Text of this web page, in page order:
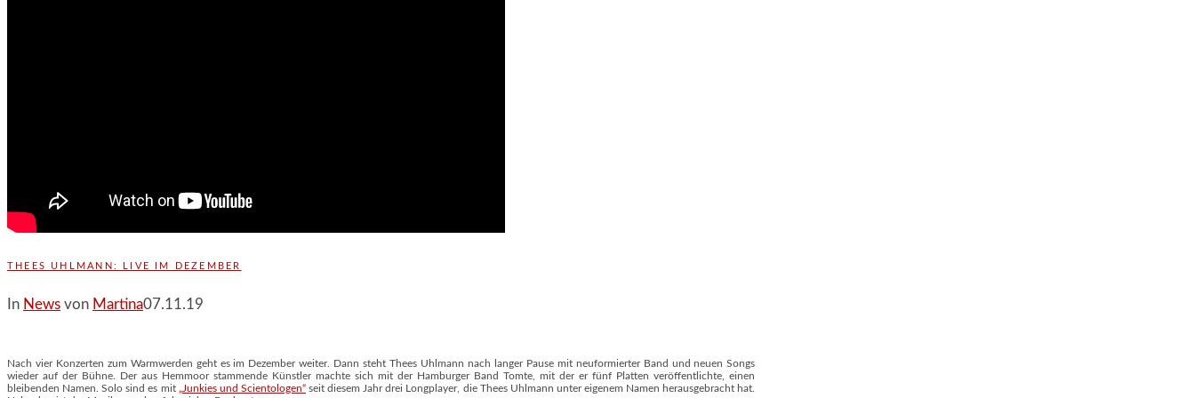
THEES UHLMANN: LIVE IM DEZEMBER
In News von Martina07.11.19
Nach vier Konzerten zum Warmwerden geht es im Dezember weiter. Dann steht Thees Uhlmann nach langer Pause mit neuformierter Band und neuen Songs
wieder auf der Bühne. Der aus Hemmoor stammende Künstler machte sich mit der Hamburger Band Tomte, mit der er fünf Platten veröffentlichte, einen
bleibenden Namen. Solo sind es mit „Junkies und Scientologen“seit diesem Jahr drei Longplayer, die Thees Uhlmann unter eigenem Namen herausgebracht hat.